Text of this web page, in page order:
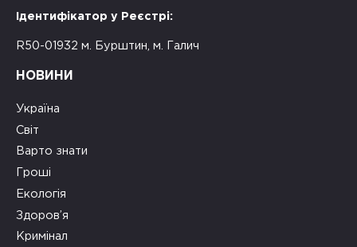
Ідентифікатор у Реєстрі:
R50-01932 м. Бурштин, м. Галич
НОВИНИ
Україна
Світ
Варто знати
Гроші
Екологія
Здоров’я
Кримінал